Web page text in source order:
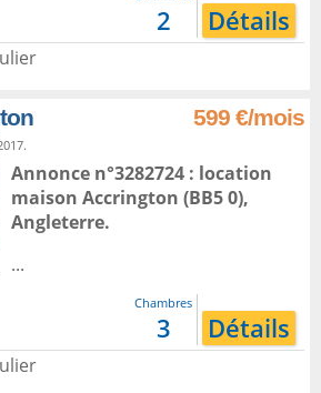
2 Détails
599 €/mois
Annonce n°3282724 : location
maison Accrington (BB5 0),
Angleterre.
...
Chambres
3 Détails